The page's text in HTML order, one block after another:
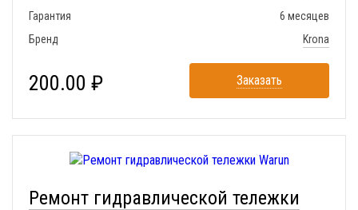
Гарантия
6 месяцев
Бренд
Krona
200.00 ₽ Заказать
Ремонт гидравлической тележки